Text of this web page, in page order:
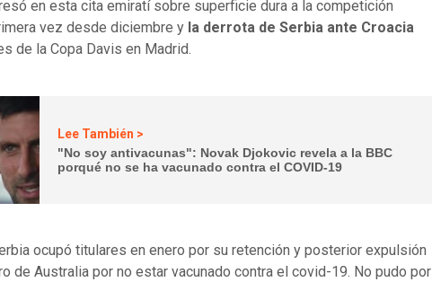
en esta cita emiratí sobre superficie dura a la competición
vez desde diciembre y la derrota de Serbia ante Croacia
de la Copa Davis en Madrid.
Lee También >
"No soy antivacunas": Novak Djokovic revela a la BBC
porqué no se ha vacunado contra el COVID-19
ocupó titulares en enero por su retención y posterior expulsión
de Australia por no estar vacunado contra el covid-19. No pudo por